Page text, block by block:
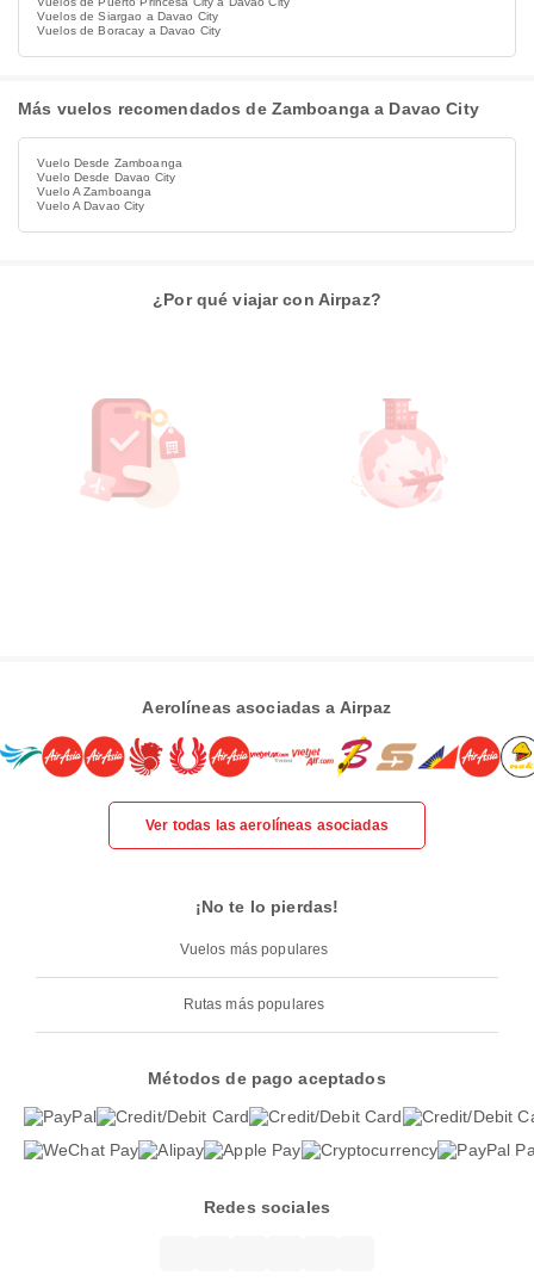
Vuelos de Siargao a Davao City
Vuelos de Boracay a Davao City
Más vuelos recomendados de Zamboanga a Davao City
Vuelo Desde Zamboanga
Vuelo Desde Davao City
Vuelo A Zamboanga
Vuelo A Davao City
¿Por qué viajar con Airpaz?
Aerolíneas asociadas a Airpaz
Ver todas las aerolíneas asociadas
¡No te lo pierdas!
Vuelos más populares
Rutas más populares
Métodos de pago aceptados
Redes sociales